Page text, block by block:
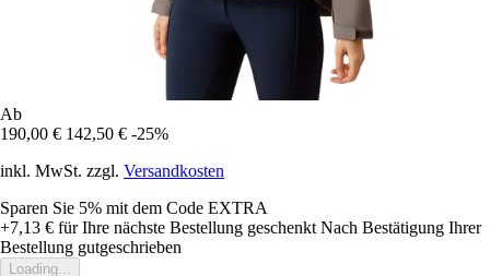
Ab
190,00 € 142,50 € -25%
inkl. MwSt. zzgl. Versandkosten
Sparen Sie 5% mit dem Code EXTRA
+7,13 € für Ihre nächste Bestellung geschenkt Nach Bestätigung Ihrer
Bestellung gutgeschrieben
Loading...